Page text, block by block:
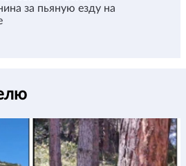
за пьяную езду на